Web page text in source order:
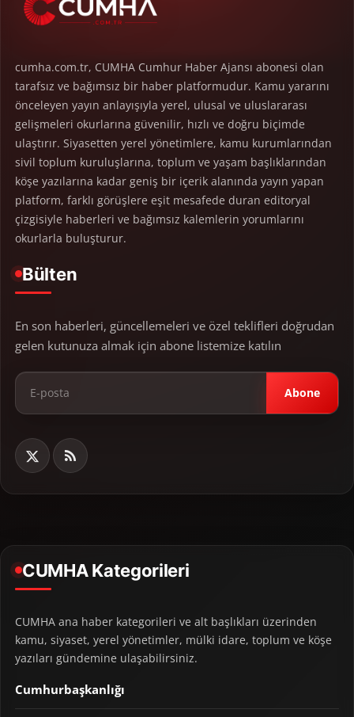
cumha.com.tr, CUMHA Cumhur Haber Ajansı abonesi olan
tarafsız ve bağımsız bir haber platformudur. Kamu yararını
önceleyen yayın anlayışıyla yerel, ulusal ve uluslararası
gelişmeleri okurlarına güvenilir, hızlı ve doğru biçimde
ulaştırır. Siyasetten yerel yönetimlere, kamu kurumlarından
sivil toplum kuruluşlarına, toplum ve yaşam başlıklarından
köşe yazılarına kadar geniş bir içerik alanında yayın yapan
platform, farklı görüşlere eşit mesafede duran editoryal
çizgisiyle haberleri ve bağımsız kalemlerin yorumlarını
okurlarla buluşturur.
Bülten
En son haberleri, güncellemeleri ve özel teklifleri doğrudan
gelen kutunuza almak için abone listemize katılın
Abone
CUMHA Kategorileri
CUMHA ana haber kategorileri ve alt başlıkları üzerinden
kamu, siyaset, yerel yönetimler, mülki idare, toplum ve köşe
yazıları gündemine ulaşabilirsiniz.
Cumhurbaşkanlığı